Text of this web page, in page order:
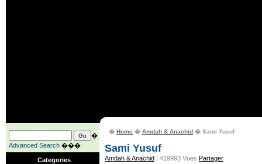
�
Advanced Search ���
Categories
� Home � Amdah & Anachid � Sami Yusuf
Sami Yusuf
Amdah & Anachid | 419993 Vues Partager